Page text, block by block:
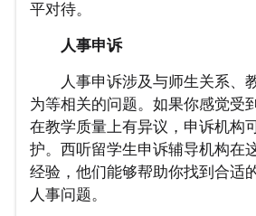
平对待。
人事申诉
人事申诉涉及与师生关系、
为等相关的问题。如果你感觉受
在教学质量上有异议，申诉机构
护。西听留学生申诉辅导机构在
经验，他们能够帮助你找到合适
人事问题。